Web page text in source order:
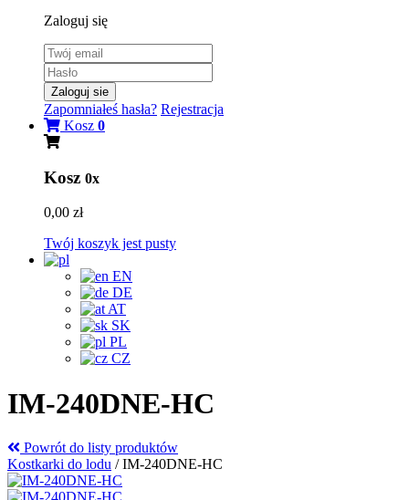
Zaloguj się
Zaloguj sie
Zapomniałeś hasła? Rejestracja
Kosz 0
Kosz 0x
0,00 zł
Twój koszyk jest pusty
EN
DE
AT
SK
PL
CZ
IM-240DNE-HC
Powrót do listy produktów
Kostkarki do lodu /IM-240DNE-HC